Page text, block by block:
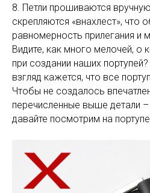
8. Петли прошиваются
скрепляются «внахлест», что
равномерность прилегания и
Видите, как много мелочей, о
при создании наших
взгляд кажется, что все
Чтобы не создалось
перечисленные выше детали
давайте посмотрим на